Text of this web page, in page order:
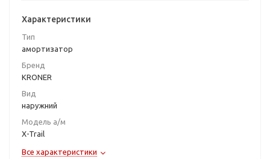
Характеристики
Тип
амортизатор
Бренд
KRONER
Вид
наружний
Модель а/м
X-Trail
Все характеристики